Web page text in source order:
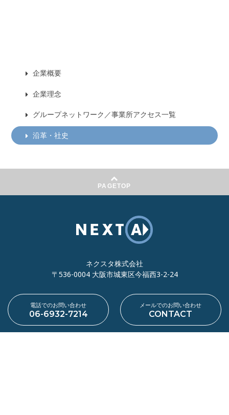
企業概要
企業理念
グループネットワーク／事業所アクセス一覧
沿革・社史
PAGETOP
ネクスタ株式会社
〒536-0004 大阪市城東区今福西3-2-24
電話でのお問い合わせ
06-6932-7214
メールでのお問い合わせ
CONTACT